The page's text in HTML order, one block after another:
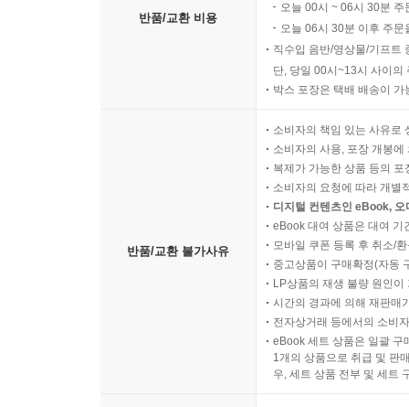
반품/교환 비용
오늘 00시 ~ 06시 30분
오늘 06시 30분 이후 주
직수입 음반/영상물/기프트
단, 당일 00시~13시 사이의
박스 포장은 택배 배송이
반품/교환 불가사유
소비자의 책임 있는 사유로
소비자의 사용, 포장 개봉
복제가 가능한 상품 등의
소비자의 요청에 따라 개별
디지털 컨텐츠인 eBook,
eBook 대여 상품은 대여 기
모바일 쿠폰 등록 후 취소/
중고상품이 구매확정(자동
LP상품의 재생 불량 원인
시간의 경과에 의해 재판매
전자상거래 등에서의 소비
eBook 세트 상품은 일괄 구
1개의 상품으로 취급 및 판
우, 세트 상품 전부 및 세트